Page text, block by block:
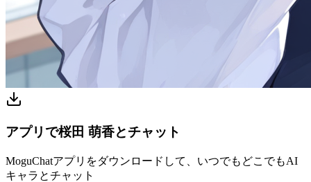
アプリで桜田 萌香とチャット
MoguChatアプリをダウンロードして、いつでもどこでもAI
キャラとチャット